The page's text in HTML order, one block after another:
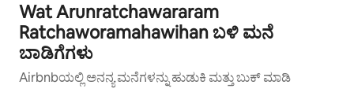
Wat Arunratchawararam
Ratchaworamahawihan ಬಳಿ ಮನೆ
ಬಾಡಿಗೆಗಳು
Airbnbಯಲ್ಲಿ ಅನನ್ಯ ಮನೆಗಳನ್ನು ಹುಡುಕಿ ಮತ್ತು ಬುಕ್ ಮಾಡಿ